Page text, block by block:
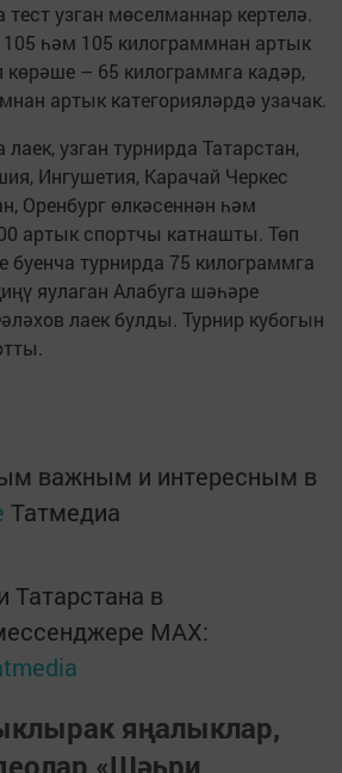
тест узган мөселманнар кертелә.
105 һәм 105 килограммнан артык
көрәше – 65 килограммга кадәр,
артык категорияләрдә узачак.
узган турнирда Татарстан,
Ингушетия, Карачай Черкес
Оренбург өлкәсеннән һәм
артык спортчы катнашты. Төп
буенча турнирда 75 килограммга
яулаган Алабуга шәһәре
лаек булды. Турнир кубогын
важным и интересным в
Татмедиа
Татарстана в
MАХ:
яңалыклар,